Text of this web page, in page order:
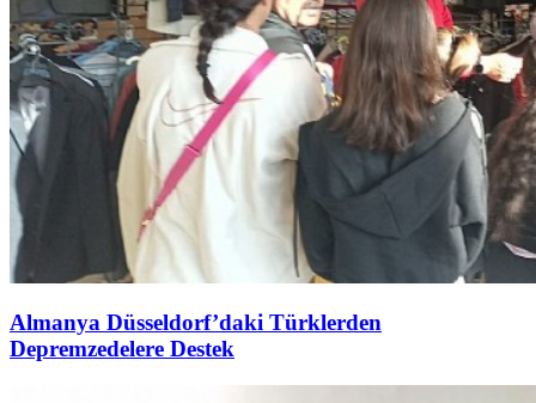
Almanya Düsseldorf’daki Türklerden
Depremzedelere Destek